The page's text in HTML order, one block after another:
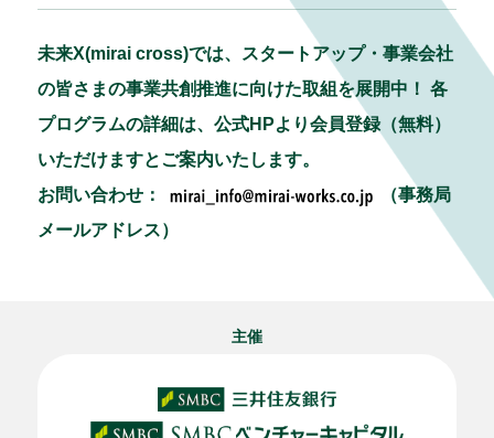
未来X(mirai cross)では、スタートアップ・事業会社
の皆さまの事業共創推進に向けた取組を展開中！ 各
プログラムの詳細は、公式HPより会員登録（無料）
いただけますとご案内いたします。
お問い合わせ：
（事務局
メールアドレス）
主催